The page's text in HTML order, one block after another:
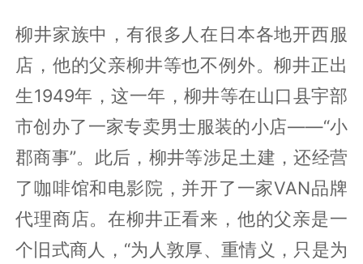
柳井家族中，有很多人在日本各地开西服
店，他的父亲柳井等也不例外。柳井正出
生1949年，这一年，柳井等在山口县宇部
市创办了一家专卖男士服装的小店——“小
郡商事”。此后，柳井等涉足土建，还经营
了咖啡馆和电影院，并开了一家VAN品牌
代理商店。在柳井正看来，他的父亲是一
个旧式商人，“为人敦厚、重情义，只是为